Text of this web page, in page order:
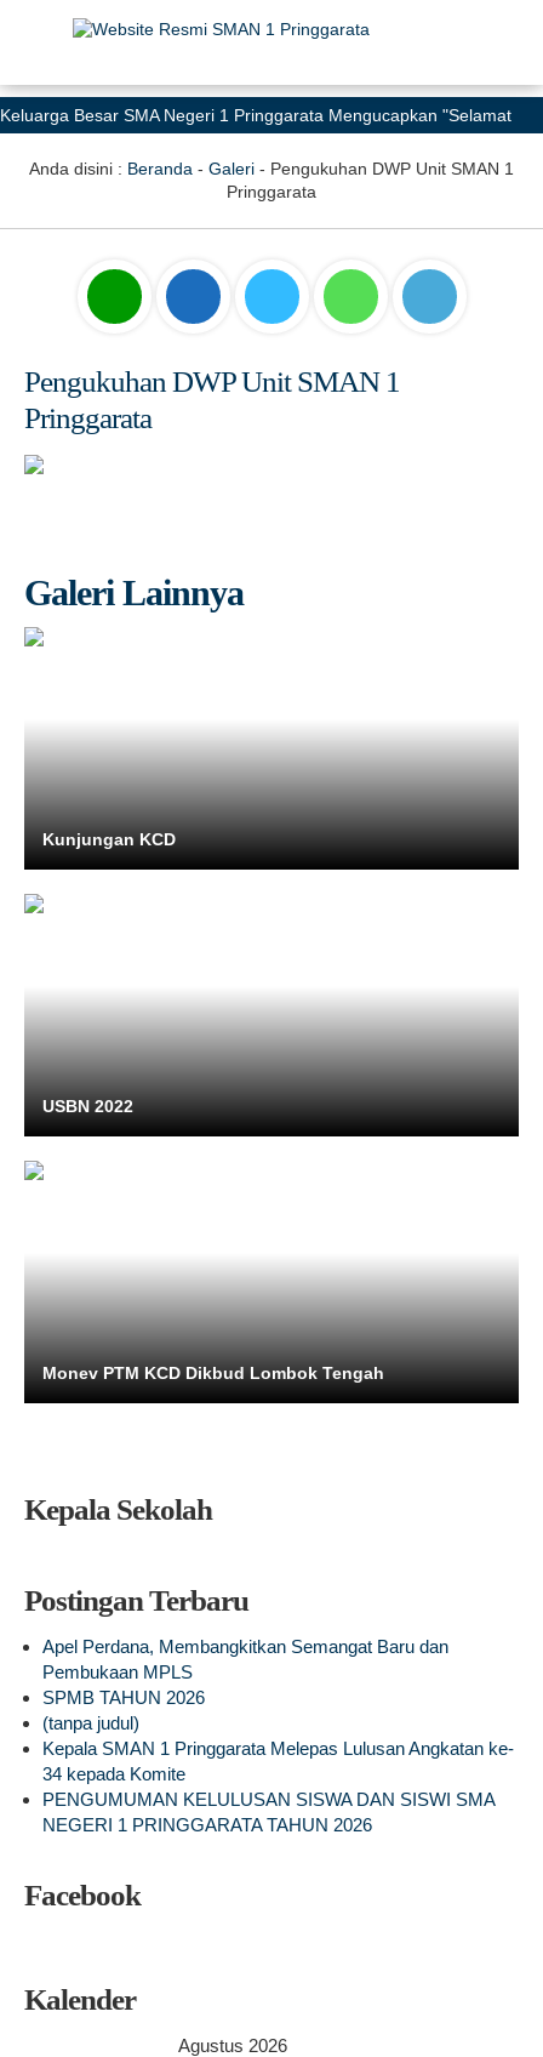
Keluarga Besar SMA Negeri 1 Pringgarata Mengucapkan "Selamat
Semesta Mewujudkan Pendidikan Bermutu untuk Semua"
Anda disini : Beranda - Galeri - Pengukuhan DWP Unit SMAN 1
Pringgarata
Pengukuhan DWP Unit SMAN 1
Pringgarata
Galeri Lainnya
Kunjungan KCD
USBN 2022
Monev PTM KCD Dikbud Lombok Tengah
Kepala Sekolah
Postingan Terbaru
Apel Perdana, Membangkitkan Semangat Baru dan
Pembukaan MPLS
SPMB TAHUN 2026
(tanpa judul)
Kepala SMAN 1 Pringgarata Melepas Lulusan Angkatan ke-
34 kepada Komite
PENGUMUMAN KELULUSAN SISWA DAN SISWI SMA
NEGERI 1 PRINGGARATA TAHUN 2026
Facebook
Kalender
Agustus 2026